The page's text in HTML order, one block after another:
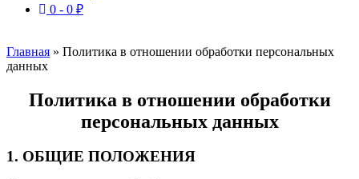
0 - 0 ₽
Главная » Политика в отношении обработки персональных
данных
Политика в отношении обработки
персональных данных
1. ОБЩИЕ ПОЛОЖЕНИЯ